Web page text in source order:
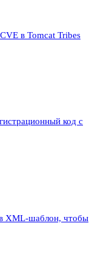
в Tomcat Tribes
код с
XML-шаблон, чтобы